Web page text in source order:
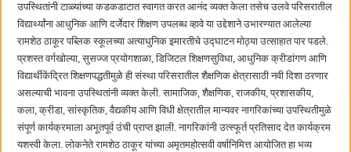
उपस्थितांनी टाळ्यांच्या कडकडाटात स्वागत करत आनंद व्यक्त केला तसेच उलवे परिसरातील
विद्यार्थ्यांना आधुनिक आणि दर्जेदार शिक्षण उपलब्ध व्हावे या उद्देशाने उभारण्यात आलेल्या
रामशेठ ठाकूर पब्लिक स्कूलच्या अत्याधुनिक इमारतीचे उद्घाटन मोठ्या उत्साहात पार पडले.
प्रशस्त वर्गखोल्या, सुसज्ज प्रयोगशाळा, डिजिटल शिक्षणसुविधा, आधुनिक क्रीडांगण आणि
विद्यार्थीकेंद्रित शिक्षणपद्धतीमुळे ही संस्था परिसरातील शैक्षणिक क्षेत्रासाठी नवी दिशा ठरणार
असल्याची भावना उपस्थितांनी व्यक्त केली. सामाजिक, शैक्षणिक, राजकीय, प्रशासकीय,
कला, क्रीडा, सांस्कृतिक, वैद्यकीय आणि विधी क्षेत्रातील मान्यवर नागरिकांच्या उपस्थितीमुळे
संपूर्ण कार्यक्रमाला अभूतपूर्व उंची प्राप्त झाली. नागरिकांनी उत्स्फूर्त प्रतिसाद देत कार्यक्रम
यशस्वी केला. लोकनेते रामशेठ ठाकूर यांच्या अमृतमहोत्सवी वर्षानिमित्त आयोजित हा भव्य